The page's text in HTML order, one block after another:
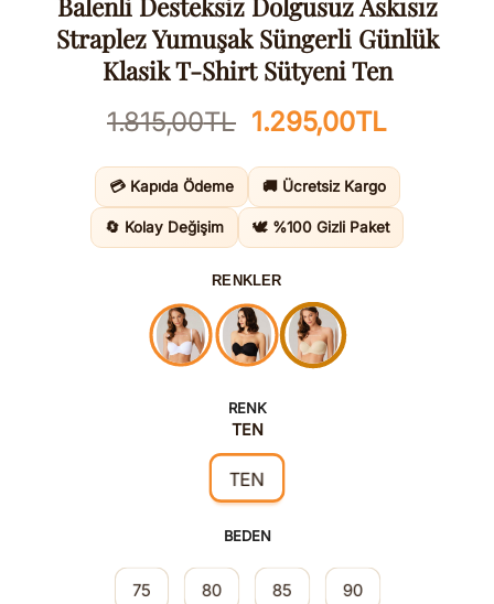
Straplez Yumuşak Süngerli Günlük
Klasik T-Shirt Sütyeni Ten
1.815,00TL Orijinal
1.815,00TL.
1.295,00TLŞu
fiyat:
💳 Kapıda Ödeme 🚚 Ücretsiz Kargo
🔄 Kolay Değişim 🕊️ %100 Gizli Paket
RENKLER
RENK
TEN
TEN
BEDEN
75 80 85 90